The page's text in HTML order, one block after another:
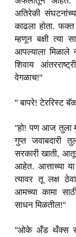
अतिरेकी
काढला होता.
म्हणून बक्षी त्या
आपल्याला मिळाले
शिवाय
वेगळाच!"
" बापरे! टेररिस्ट
"हो! पण आज तुला
गुप्त जवाबदारी
सरकारी खाती,
आहेत. आत्ताच्या
त्यावर तू लक्ष
आमच्या कामा
साधन मिळतील!"
"ओके अँड थँक्स